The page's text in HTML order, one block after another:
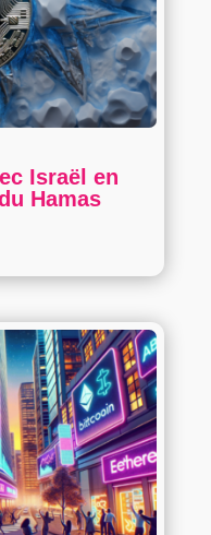
Israël en
Hamas